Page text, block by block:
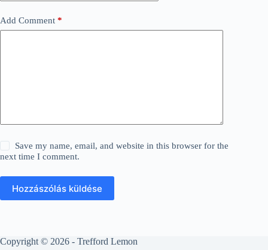
Add Comment *
Save my name, email, and website in this browser for the
next time I comment.
Hozzászólás küldése
Copyright © 2026 - Trefford Lemon